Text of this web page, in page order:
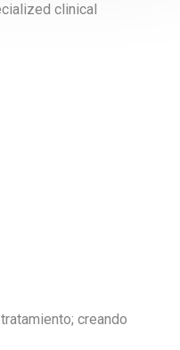
clinical
creando